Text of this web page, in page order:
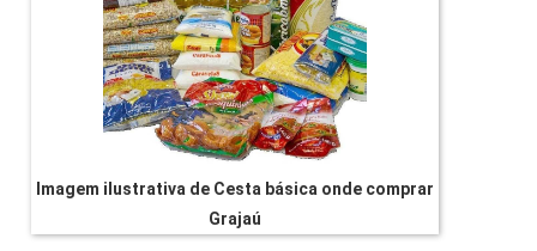
Imagem ilustrativa de Cesta básica onde comprar
Grajaú